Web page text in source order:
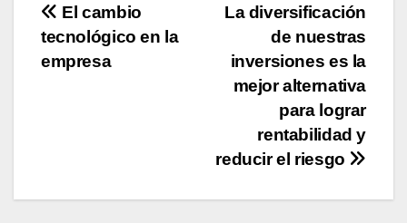
Navegación
de
La diversificación
de nuestras
inversiones es la
mejor alternativa
para lograr
rentabilidad y
reducir el riesgo
El cambio
tecnológico en la
empresa